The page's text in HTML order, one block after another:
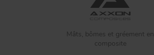
Mâts, bômes et gréement en
composite